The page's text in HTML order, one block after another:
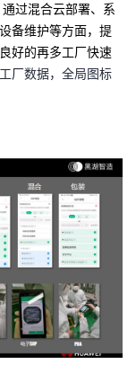
过混合云部署、系
备维护等方面，提
好的再多工厂快速
厂数据，全局图标